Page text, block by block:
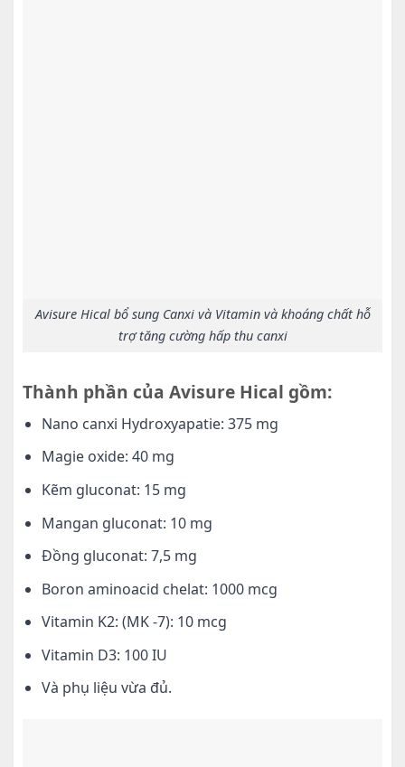
Avisure Hical bổ sung Canxi và Vitamin và khoáng chất hỗ
trợ tăng cường hấp thu canxi
Thành phần của Avisure Hical gồm:
Nano canxi Hydroxyapatie: 375 mg
Magie oxide: 40 mg
Kẽm gluconat: 15 mg
Mangan gluconat: 10 mg
Đồng gluconat: 7,5 mg
Boron aminoacid chelat: 1000 mcg
Vitamin K2: (MK -7): 10 mcg
Vitamin D3: 100 IU
Và phụ liệu vừa đủ.